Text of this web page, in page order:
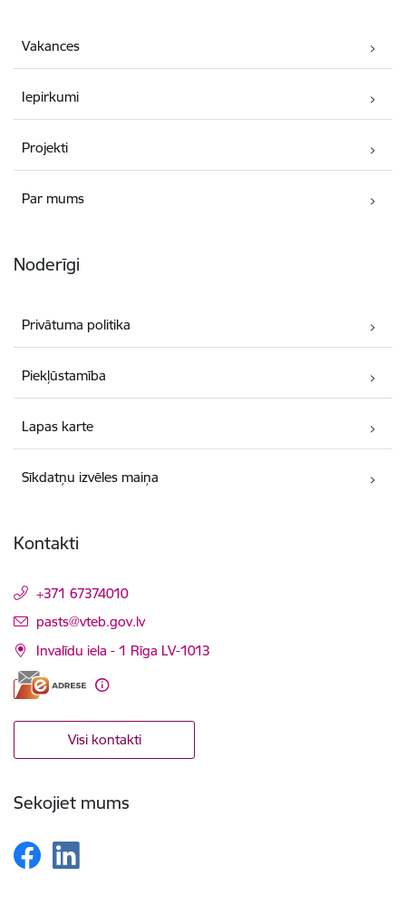
Vakances
Iepirkumi
Projekti
Par mums
Noderīgi
Privātuma politika
Piekļūstamība
Lapas karte
Sīkdatņu izvēles maiņa
Kontakti
+371 67374010
E-pasts:
pasts@vteb.gov.lv
Invalīdu iela - 1 Rīga LV-1013
Visi kontakti
Sekojiet mums